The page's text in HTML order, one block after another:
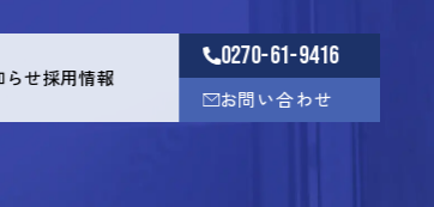
らせ採用情報
0270-61-9416
お問い合わせ